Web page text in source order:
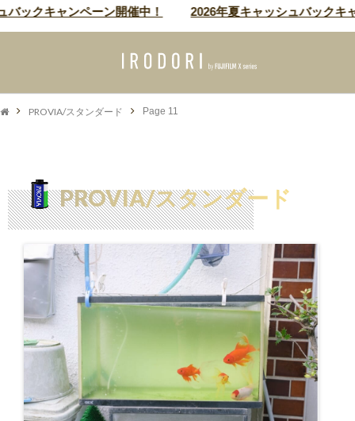
クキャンペーン開催中！ 2026年夏キャッシュバックキャン
PROVIA/スタンダード Page 11
PROVIA/スタンダード